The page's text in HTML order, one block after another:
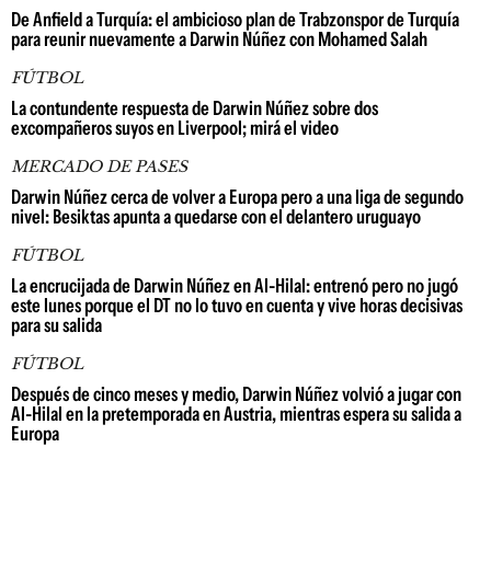
De Anfield a Turquía: el ambicioso plan de Trabzonspor de Turquía
para reunir nuevamente a Darwin Núñez con Mohamed Salah
FÚTBOL
La contundente respuesta de Darwin Núñez sobre dos
excompañeros suyos en Liverpool; mirá el video
MERCADO DE PASES
Darwin Núñez cerca de volver a Europa pero a una liga de segundo
nivel: Besiktas apunta a quedarse con el delantero uruguayo
FÚTBOL
La encrucijada de Darwin Núñez en Al-Hilal: entrenó pero no jugó
este lunes porque el DT no lo tuvo en cuenta y vive horas decisivas
para su salida
FÚTBOL
Después de cinco meses y medio, Darwin Núñez volvió a jugar con
Al-Hilal en la pretemporada en Austria, mientras espera su salida a
Europa